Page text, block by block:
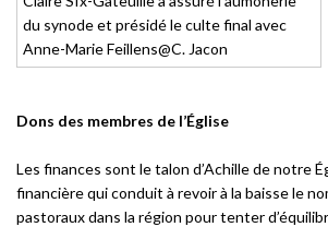
du synode et présidé le culte final avec
Anne-Marie Feillens@C. Jacon
Dons des membres de l’Église
Les finances sont le talon d’Achille de notre
financière qui conduit à revoir à la baisse le
pastoraux dans la région pour tenter